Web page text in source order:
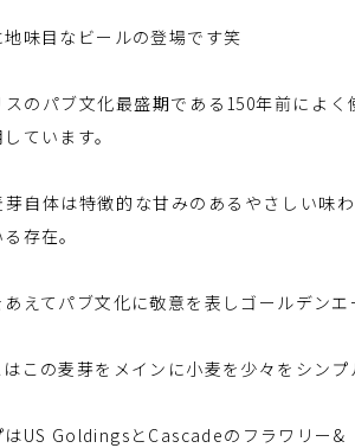
味目なビールの登場です笑
スのパブ文化最盛期である150年前によ
ています。
芽自体は特徴的な甘みのあるやさしい味
存在。
あえてパブ文化に敬意を表しゴールデンエ
この麦芽をメインに小麦を少々をシンプ
はUS GoldingsとCascadeのフラワリー&